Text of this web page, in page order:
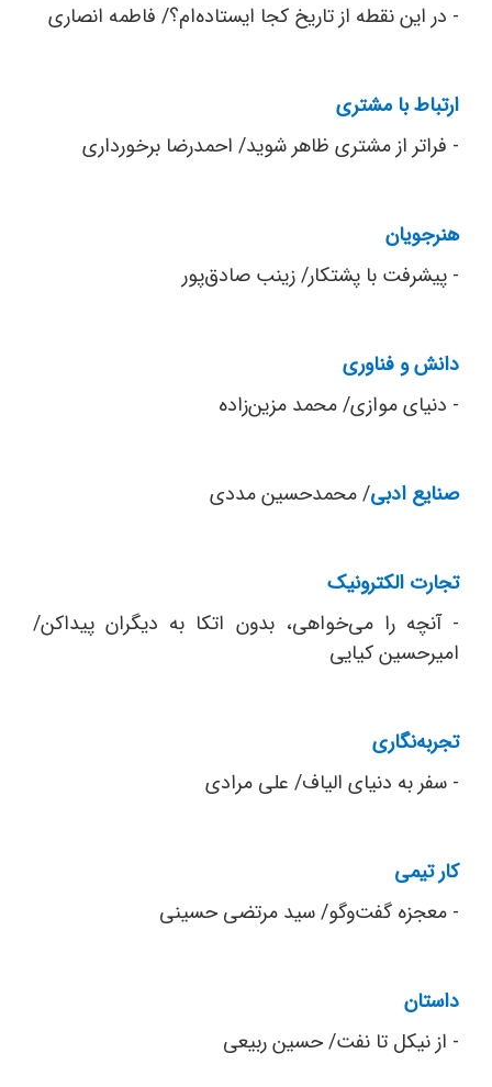
- در این نقطه از تاریخ کجا ایستاده‌ام؟/ فاطمه انصاری
ارتباط با مشتری
- فراتر از مشتری ظاهر شوید/ احمدرضا برخورداری
هنرجویان
- پیشرفت با پشتکار/ زینب صادق‌پور
دانش و فناوری
- دنیای موازی/ محمد مزین‌زاده
صنایع ادبی/ محمدحسین مددی
تجارت الکترونیک
- آنچه را می‌خواهی، بدون اتکا به دیگران پیداکن/
امیرحسین کیایی
تجربه‌نگاری
- سفر به دنیای الیاف/ علی مرادی
کار تیمی
- معجزه گفت‌وگو/ سید مرتضی حسینی
داستان
- از نیکل تا نفت/ حسین ربیعی